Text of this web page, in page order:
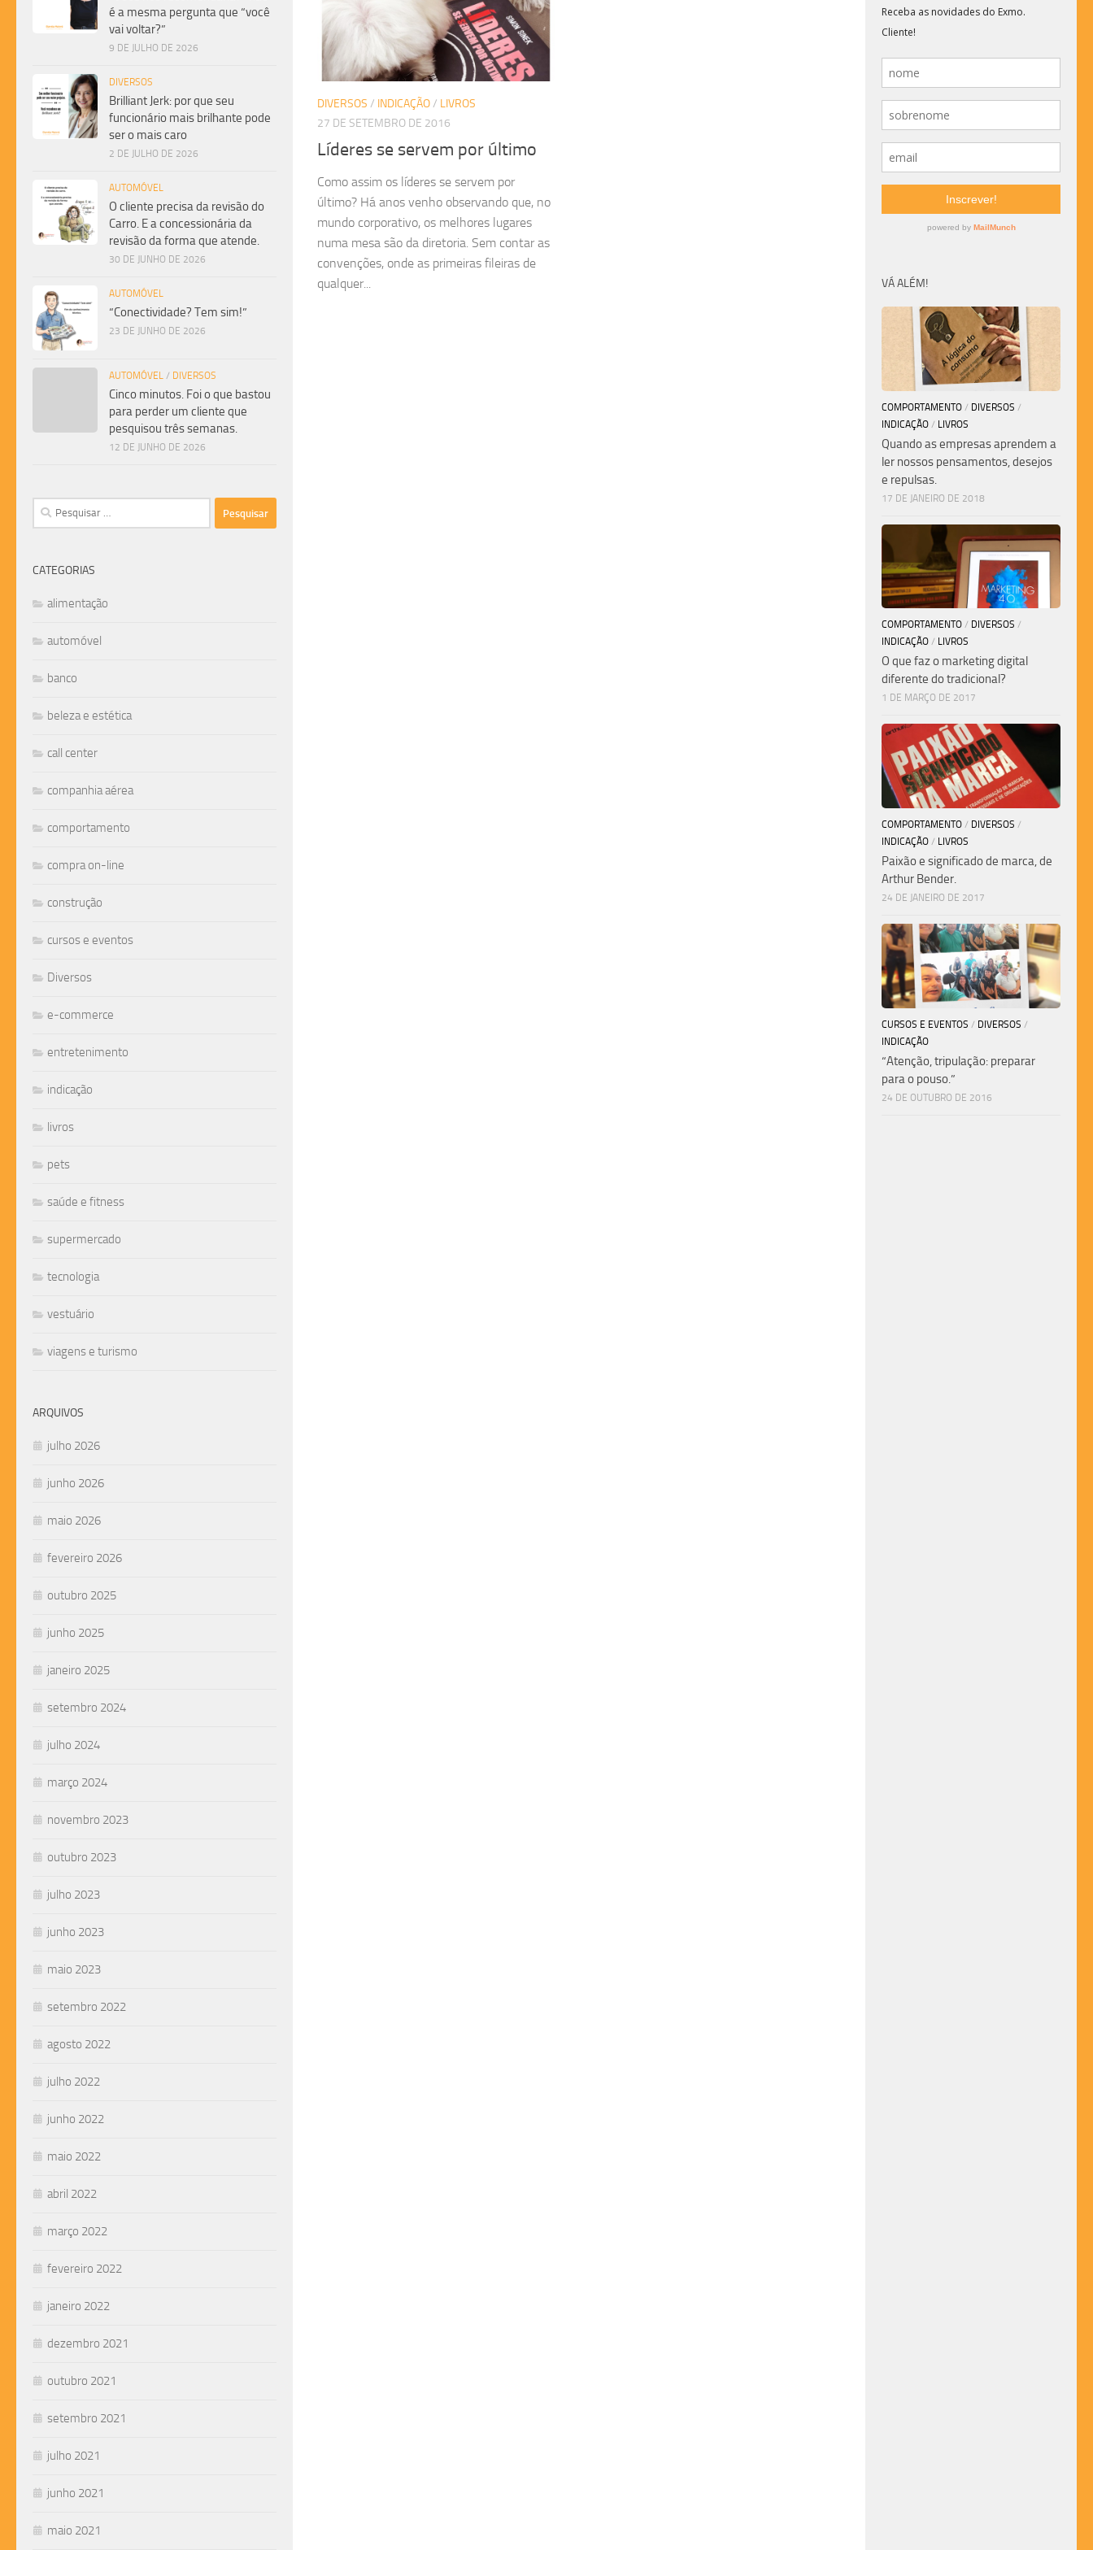
DIVERSOS / INDICAÇÃO/ LIVROS
27 DE SETEMBRO DE 2016
Líderes se servem por último
Como assim os líderes se servem por
último? Há anos venho observando que, no
mundo corporativo, os melhores lugares
numa mesa são da diretoria. Sem contar as
convenções, onde as primeiras fileiras de
qualquer...
é a mesma pergunta que “você
vai voltar?”
9 DE JULHO DE 2026
DIVERSOS
Brilliant Jerk: por que seu
funcionário mais brilhante pode
ser o mais caro
2 DE JULHO DE 2026
AUTOMÓVEL
O cliente precisa da revisão do
Carro. E a concessionária da
revisão da forma que atende.
30 DE JUNHO DE 2026
AUTOMÓVEL
“Conectividade? Tem sim!”
23 DE JUNHO DE 2026
AUTOMÓVEL / DIVERSOS
Cinco minutos. Foi o que bastou
para perder um cliente que
pesquisou três semanas.
12 DE JUNHO DE 2026
Pesquisar
por:
CATEGORIAS
alimentação
automóvel
banco
beleza e estética
call center
companhia aérea
comportamento
compra on-line
construção
cursos e eventos
Diversos
e-commerce
entretenimento
indicação
livros
pets
saúde e fitness
supermercado
tecnologia
vestuário
viagens e turismo
ARQUIVOS
julho 2026
junho 2026
maio 2026
fevereiro 2026
outubro 2025
junho 2025
janeiro 2025
setembro 2024
julho 2024
março 2024
novembro 2023
outubro 2023
julho 2023
junho 2023
maio 2023
setembro 2022
agosto 2022
julho 2022
junho 2022
maio 2022
abril 2022
março 2022
fevereiro 2022
janeiro 2022
dezembro 2021
outubro 2021
setembro 2021
julho 2021
junho 2021
maio 2021
VÁ ALÉM!
COMPORTAMENTO / DIVERSOS /
INDICAÇÃO / LIVROS
Quando as empresas aprendem a
ler nossos pensamentos, desejos
e repulsas.
17 DE JANEIRO DE 2018
COMPORTAMENTO / DIVERSOS /
INDICAÇÃO / LIVROS
O que faz o marketing digital
diferente do tradicional?
1 DE MARÇO DE 2017
COMPORTAMENTO / DIVERSOS /
INDICAÇÃO / LIVROS
Paixão e significado de marca, de
Arthur Bender.
24 DE JANEIRO DE 2017
CURSOS E EVENTOS / DIVERSOS /
INDICAÇÃO
“Atenção, tripulação: preparar
para o pouso.”
24 DE OUTUBRO DE 2016